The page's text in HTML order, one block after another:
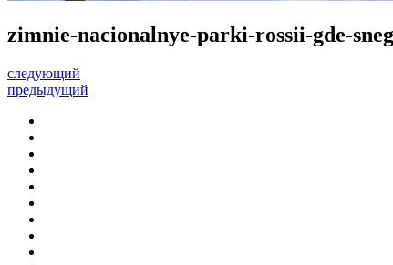
zimnie-nacionalnye-parki-rossii-gde-
следующий
предыдущий